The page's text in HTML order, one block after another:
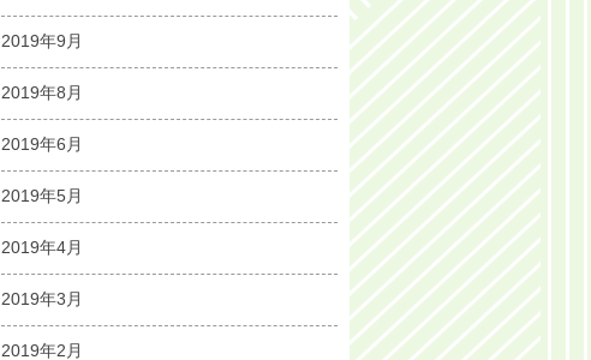
2019年9月
2019年8月
2019年6月
2019年5月
2019年4月
2019年3月
2019年2月